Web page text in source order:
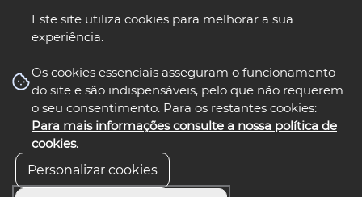
Este site utiliza cookies para melhorar a sua
experiência.
Os cookies essenciais asseguram o funcionamento
do site e são indispensáveis, pelo que não requerem
o seu consentimento. Para os restantes cookies:
Para mais informações consulte a nossa política de
cookies.
Personalizar cookies
nos select language